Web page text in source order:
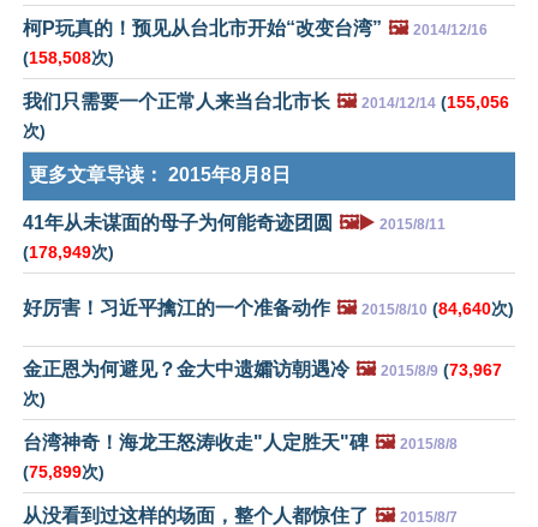
柯P玩真的！预见从台北市开始“改变台湾” 🖼️ 2014/12/16
(158,508次)
我们只需要一个正常人来当台北市长 🖼️ 2014/12/14 (155,056
次)
更多文章导读： 2015年8月8日
41年从未谋面的母子为何能奇迹团圆 🖼️▶️ 2015/8/11
(178,949次)
好厉害！习近平擒江的一个准备动作 🖼️ 2015/8/10 (84,640次)
金正恩为何避见？金大中遗孀访朝遇冷 🖼️ 2015/8/9 (73,967
次)
台湾神奇！海龙王怒涛收走"人定胜天"碑 🖼️ 2015/8/8
(75,899次)
从没看到过这样的场面，整个人都惊住了 🖼️ 2015/8/7